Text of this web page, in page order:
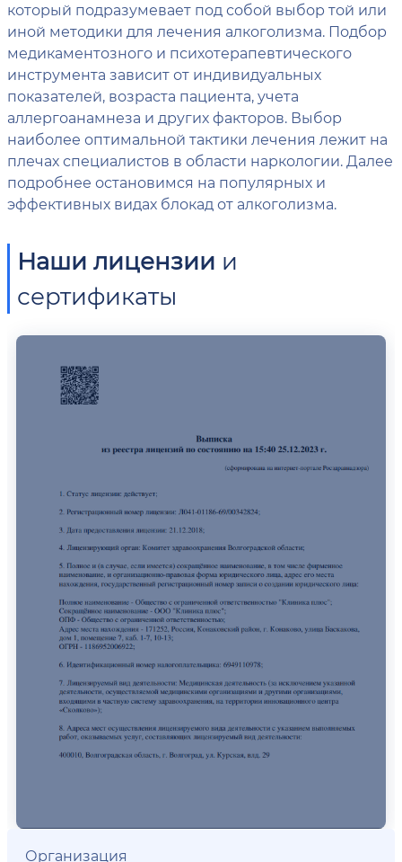
который подразумевает под собой выбор той или
иной методики для лечения алкоголизма. Подбор
медикаментозного и психотерапевтического
инструмента зависит от индивидуальных
показателей, возраста пациента, учета
аллергоанамнеза и других факторов. Выбор
наиболее оптимальной тактики лечения лежит на
плечах специалистов в области наркологии. Далее
подробнее остановимся на популярных и
эффективных видах блокад от алкоголизма.
Наши лицензии и
сертификаты
Организация